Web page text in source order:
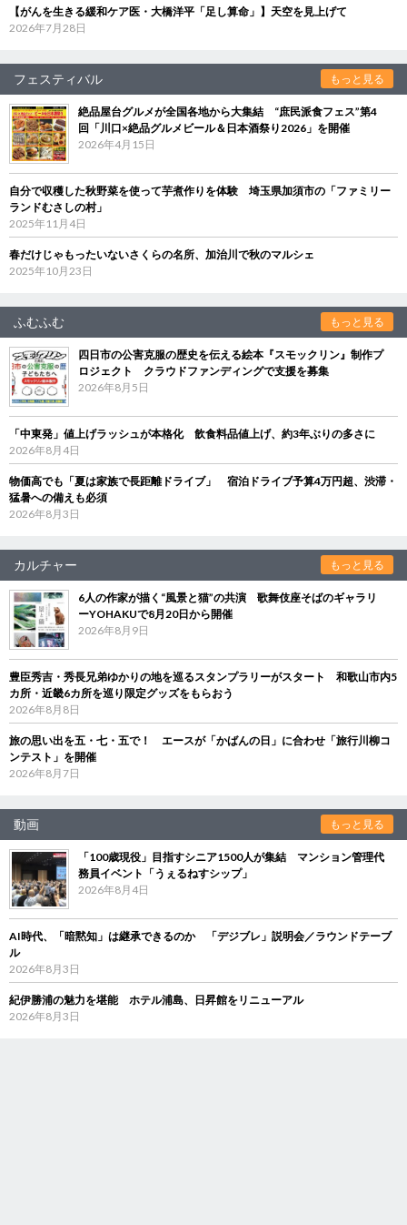
【がんを生きる緩和ケア医・大橋洋平「足し算命」】天空を見上げて
2026年7月28日
フェスティバル もっと見る
絶品屋台グルメが全国各地から大集結 “庶民派食フェス”第4
回「川口×絶品グルメビール＆日本酒祭り2026」を開催
2026年4月15日
自分で収穫した秋野菜を使って芋煮作りを体験 埼玉県加須市の「ファミリー
ランドむさしの村」
2025年11月4日
春だけじゃもったいないさくらの名所、加治川で秋のマルシェ
2025年10月23日
ふむふむ もっと見る
四日市の公害克服の歴史を伝える絵本『スモックリン』制作プ
ロジェクト クラウドファンディングで支援を募集
2026年8月5日
「中東発」値上げラッシュが本格化 飲食料品値上げ、約3年ぶりの多さに
2026年8月4日
物価高でも「夏は家族で長距離ドライブ」 宿泊ドライブ予算4万円超、渋滞・
猛暑への備えも必須
2026年8月3日
カルチャー もっと見る
6人の作家が描く“風景と猫”の共演 歌舞伎座そばのギャラリ
ーYOHAKUで8月20日から開催
2026年8月9日
豊臣秀吉・秀長兄弟ゆかりの地を巡るスタンプラリーがスタート 和歌山市内5
カ所・近畿6カ所を巡り限定グッズをもらおう
2026年8月8日
旅の思い出を五・七・五で！ エースが「かばんの日」に合わせ「旅行川柳コ
ンテスト」を開催
2026年8月7日
動画 もっと見る
「100歳現役」目指すシニア1500人が集結 マンション管理代
務員イベント「うぇるねすシップ」
2026年8月4日
AI時代、「暗黙知」は継承できるのか 「デジブレ」説明会／ラウンドテーブ
ル
2026年8月3日
紀伊勝浦の魅力を堪能 ホテル浦島、日昇館をリニューアル
2026年8月3日